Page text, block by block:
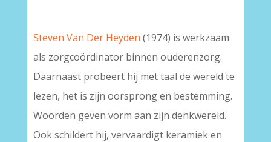
Steven Van Der Heyden (1974) is werkzaam
als zorgcoördinator binnen ouderenzorg.
Daarnaast probeert hij met taal de wereld te
lezen, het is zijn oorsprong en bestemming.
Woorden geven vorm aan zijn denkwereld.
Ook schildert hij, vervaardigt keramiek en